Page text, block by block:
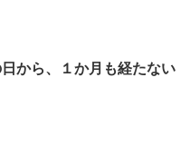
から、１か月も経たない